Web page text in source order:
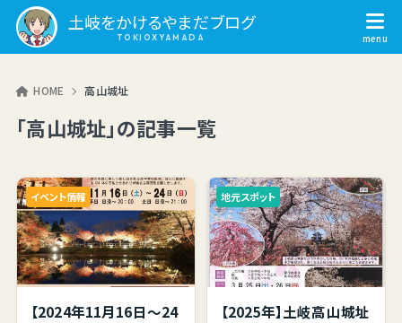
土岐をかけるやまだブログ
HOME 高山城址
「高山城址」の記事一覧
【2024年11月16日～24
イベント情報
【2025年】土岐高山城址
地元スポット